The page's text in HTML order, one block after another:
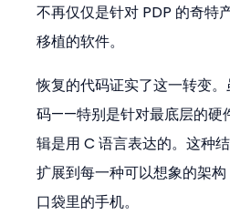
不再仅仅是针对 PDP 的奇特
移植的软件。
恢复的代码证实了这一转变
码——特别是针对最底层的
辑是用 C 语言表达的。这种
扩展到每一种可以想象的架
口袋里的手机。